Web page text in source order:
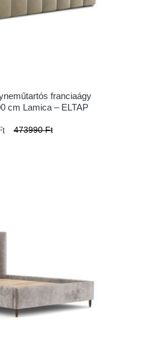
franciaágy
cm Lamica – ELTAP
473990 Ft